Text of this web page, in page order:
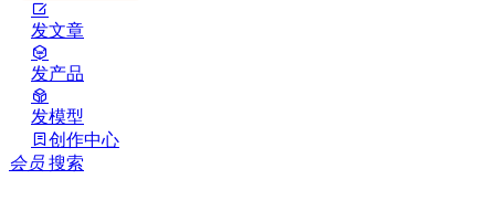
发文章
发产品
发模型
创作中心
会员 搜索